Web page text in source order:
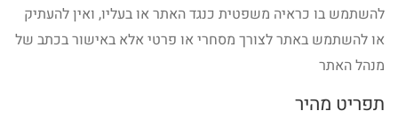
להשתמש בו כראיה משפטית כנגד האתר או בעליו, ואין להעתיק
או להשתמש באתר לצורך מסחרי או פרטי אלא באישור בכתב של
מנהל האתר
תפריט מהיר